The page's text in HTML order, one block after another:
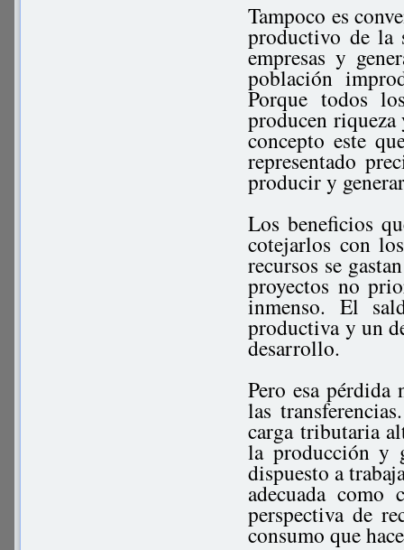
Tampoco es
productivo de la
empresas y
población
Porque todos
producen
concepto este
representado
producir y
Los beneficios
cotejarlos con
recursos se
proyectos no
inmenso. El
productiva y un
desarrollo.
Pero esa pérdida
las
carga tributaria
la producción y
dispuesto a
adecuada
perspectiva de
consumo que